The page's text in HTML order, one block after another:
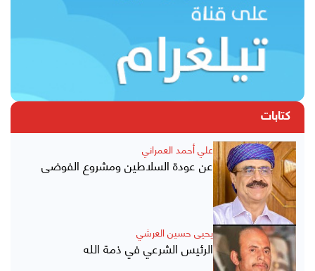
كتابات
علي أحمد العمراني
عن عودة السلاطين ومشروع الفوضى
يحيى حسين العرشي
الرئيس الشرعي في ذمة الله